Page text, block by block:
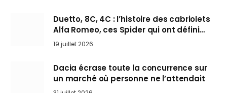
Duetto, 8C, 4C : l’histoire des cabriolets
Alfa Romeo, ces Spider qui ont défini
l’art de rouler cheveux au vent
19 juillet 2026
Dacia écrase toute la concurrence sur
un marché où personne ne l’attendait